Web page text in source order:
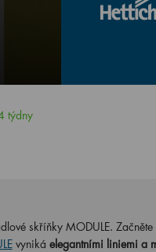
týdny
skříňky MODULE.
vyniká elegantními liniemi a